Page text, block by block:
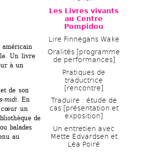
américain
Un livre
à un
de son
midi. En
cœur un
de
balades
au
Les Livres vivants
au Centre
Pompidou
Lire Finnegans Wake
Oralités [programme
de performances]
Pratiques de
traductrice
[rencontre]
Traduire : étude de
cas [présentation et
exposition]
Un entretien avec
Mette Edvardsen et
Léa Poiré